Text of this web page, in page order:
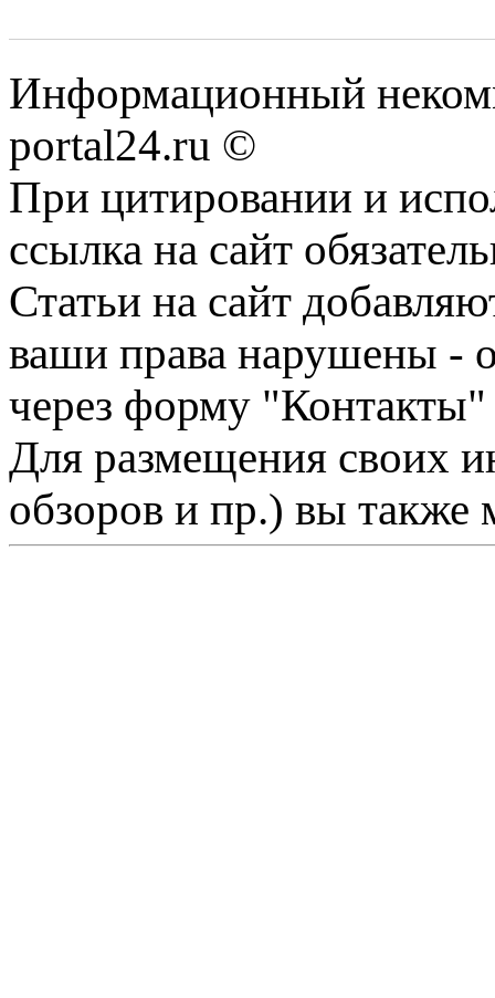
Информационный
portal24.ru ©
При цитировании и
ссылка на сайт
Статьи на сайт
ваши права нарушены -
через форму "Контакты"
Для размещения своих
обзоров и пр.) вы также